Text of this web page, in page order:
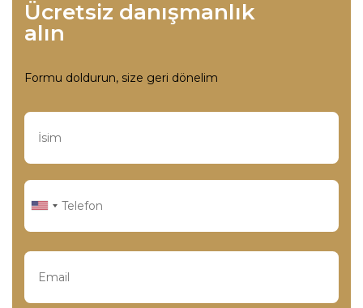
Ücretsiz danışmanlık
alın
Formu doldurun, size geri dönelim